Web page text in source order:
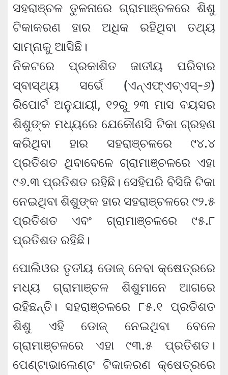
ସହରାଞ୍ଚଳ ତୁଳନାରେ ଗ୍ରାମାଞ୍ଚଳରେ ଶିଶୁ
ଟିକାକରଣ ହାର ଅଧିକ ରହିଥିବା ତଥ୍ୟ
ସାମ୍ନାକୁ ଆସିଛି।
ନିକଟରେ ପ୍ରକାଶିତ ଜାତୀୟ ପରିବାର
ସ୍ବାସ୍ଥ୍ୟ ସର୍ଭେ (ଏନ୍‌ଏଫ୍‌ଏଚ୍‌ଏସ୍‌-୬)
ରିପୋର୍ଟ ଅନୁଯାୟୀ, ୧୨ରୁ ୨୩ ମାସ ବୟସର
ଶିଶୁଙ୍କ ମଧ୍ୟରେ ଯେକୌଣସି ଟିକା ଗ୍ରହଣ
କରିଥିବା ହାର ସହରାଞ୍ଚଳରେ ୯୪.୪
ପ୍ରତିଶତ ଥିବାବେଳେ ଗ୍ରାମାଞ୍ଚଳରେ ଏହା
୯୬.୩ ପ୍ରତିଶତ ରହିଛି। ସେହିପରି ବିସିଜି ଟିକା
ନେଇଥିବା ଶିଶୁଙ୍କ ହାର ସହରାଞ୍ଚଳରେ ୯୨.୫
ପ୍ରତିଶତ ଏବଂ ଗ୍ରାମାଞ୍ଚଳରେ ୯୫.୮
ପ୍ରତିଶତ ରହିଛି।
ପୋଲିଓର ତୃତୀୟ ଡୋଜ୍ ନେବା କ୍ଷେତ୍ରରେ
ମଧ୍ୟ ଗ୍ରାମାଞ୍ଚଳ ଶିଶୁମାନେ ଆଗରେ
ରହିଛନ୍ତି। ସହରାଞ୍ଚଳରେ ୮୫.୧ ପ୍ରତିଶତ
ଶିଶୁ ଏହି ଡୋଜ୍ ନେଇଥିବା ବେଳେ
ଗ୍ରାମାଞ୍ଚଳରେ ଏହା ୯୩.୫ ପ୍ରତିଶତ।
ପେଣ୍ଟାଭାଲେଣ୍ଟ ଟିକାକରଣ କ୍ଷେତ୍ରରେ